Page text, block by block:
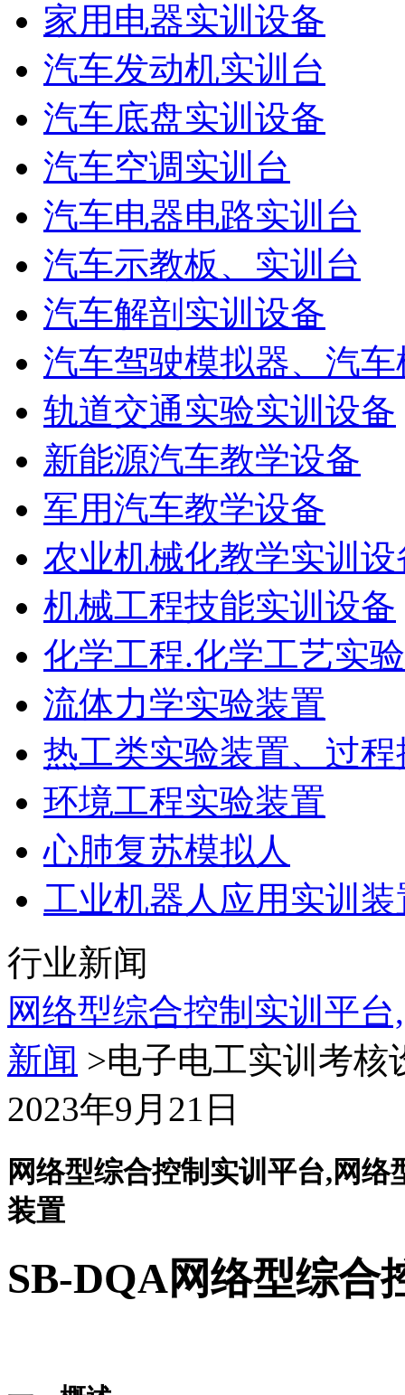
家用电器实训设备
汽车发动机实训台
汽车底盘实训设备
汽车空调实训台
汽车电器电路实训台
汽车示教板、实训台
汽车解剖实训设备
汽车驾驶模拟器、汽车
轨道交通实验实训设备
新能源汽车教学设备
军用汽车教学设备
农业机械化教学实训设
机械工程技能实训设备
化学工程.化学工艺实
流体力学实验装置
热工类实验装置、过
环境工程实验装置
心肺复苏模拟人
工业机器人应用实训装
行业新闻
网络型综合控制实训平
新闻 >电子电工实训考核
2023年9月21日
网络型综合控制实训平台,网
装置
SB-DQA网络型综合